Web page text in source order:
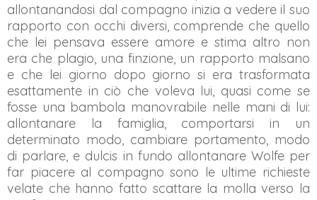
allontanandosi dal compagno inizia a vedere il suo
rapporto con occhi diversi, comprende che quello
che lei pensava essere amore e stima altro non
era che plagio, una finzione, un rapporto malsano
e che lei giorno dopo giorno si era trasformata
esattamente in ciò che voleva lui, quasi come se
fosse una bambola manovrabile nelle mani di lui:
allontanare la famiglia, comportarsi in un
determinato modo, cambiare portamento, modo
di parlare, e dulcis in fundo allontanare Wolfe per
far piacere al compagno sono le ultime richieste
velate che hanno fatto scattare la molla verso la